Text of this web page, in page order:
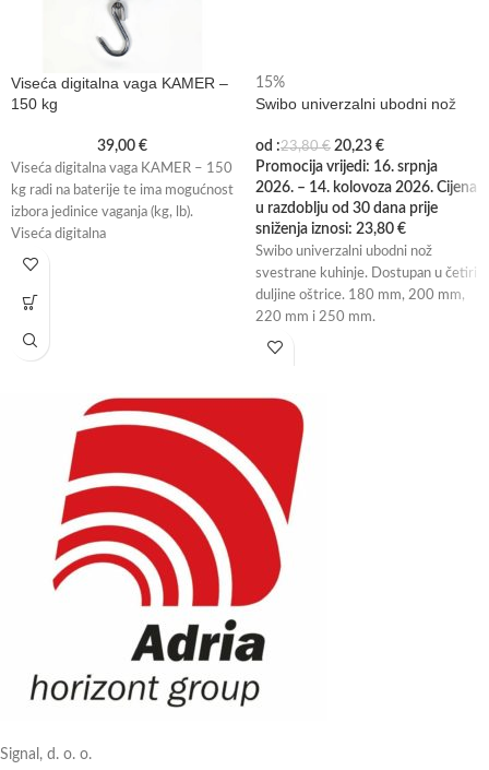
Viseća digitalna vaga KAMER –
150 kg
39,00 €
Viseća digitalna vaga KAMER – 150
kg radi na baterije te ima mogućnost
izbora jedinice vaganja (kg, lb).
Viseća digitalna
15%
Swibo univerzalni ubodni nož
od :23,80€ 20,23 €
Promocija vrijedi: 16. srpnja
2026. – 14. kolovoza 2026. Cijena
u razdoblju od 30 dana prije
sniženja iznosi: 23,80 €
Swibo univerzalni ubodni nož
svestrane kuhinje. Dostupan u četiri
duljine oštrice. 180 mm, 200 mm,
220 mm i 250 mm.
Signal, d. o. o.